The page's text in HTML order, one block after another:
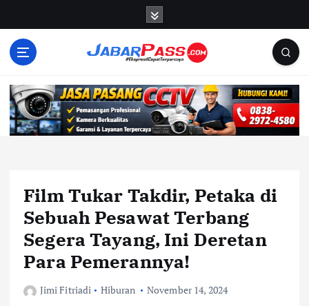
Film Tukar Takdir, Petaka di
Sebuah Pesawat Terbang
Segera Tayang, Ini Deretan
Para Pemerannya!
Jimi Fitriadi Hiburan November 14, 2024